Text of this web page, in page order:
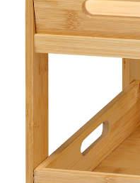
Alles goed
gemaakt van
ook voor de
met 3
Dit hoogwaardige en
interieur en komt altijd
staat het heel mooi bij
of op het aanrecht en
op plaatsen waar u dat
decoratief plekje voor